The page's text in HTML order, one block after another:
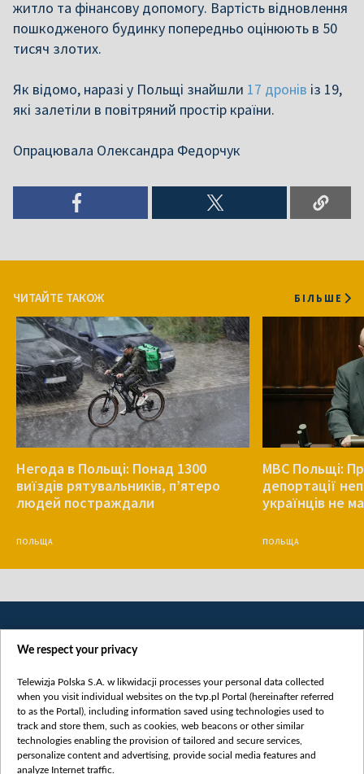
житло та фінансову допомогу. Вартість відновлення
пошкодженого будинку попередньо оцінюють в 50
тисяч злотих.
Як відомо, наразі у Польщі знайшли 17 дронів із 19,
які залетіли в повітряний простір країни.
Опрацювала Олександра Федорчук
ЧИТАЙТЕ ТАКОЖ БІЛЬШЕ
Негода в Польщі: Понад 1300
виїздів рятувальників, п’ятеро
людей постраждали
ПОЛЬЩА
МВС Польщі:
депортації
українців не
ПОЛЬЩА
Категорії
Новини
We respect your privacy
Telewizja Polska S.A. w likwidacji processes your personal data collected
when you visit individual websites on the tvp.pl Portal (hereinafter referred
to as the Portal), including information saved using technologies used to
track and store them, such as cookies, web beacons or other similar
technologies enabling the provision of tailored and secure services,
personalize content and advertising, provide social media features and
analyze Internet traffic.